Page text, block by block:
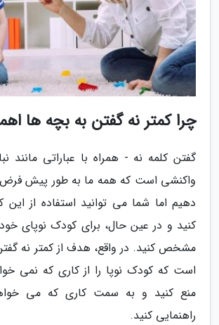
چرا کمتر نه گفتن به بچه ها
گفتن کلمه نه - همراه با عباراتی مانند
واکنشی است که همه ما به طور پیش فرض
دهیم اما شما می توانید استفاده از
کنید و در عین حال، برای کودک نوپای
مشخص کنید. در واقع، هدف از کمتر نه
است که کودک نوپا را از کاری که نمی
منع کنید و به سمت کاری که می
راهنمایی کنید.